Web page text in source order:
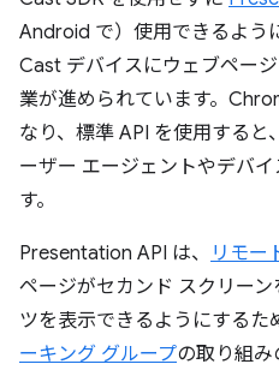
Android で）使用できるよう
Cast デバイスにウェブペー
業が進められています。
なり、標準 API を使用する
ーザー エージェントやデバ
す。
Presentation API は、 リモー
ページがセカンド スクリー
ツを表示できるようにするた
ーキング グループの取り組み